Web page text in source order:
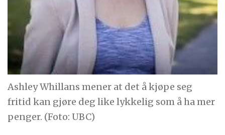
Ashley Whillans mener at det å kjøpe seg
fritid kan gjøre deg like lykkelig som å ha mer
penger. (Foto: UBC)